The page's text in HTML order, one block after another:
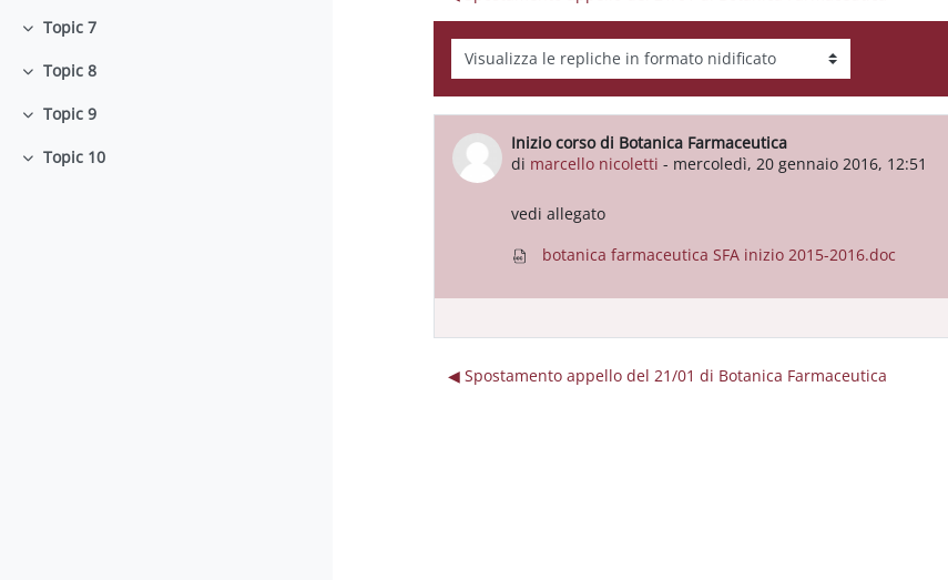
Minimizza
Topic 7
Minimizza
Topic 8
Minimizza
Topic 9
Minimizza
Topic 10
Modalità visualizzazione
Inizio corso di Botanica Farmaceutica
di marcello nicoletti - mercoledì, 20 gennaio 2016, 12:51
Numero di risposte: 0
vedi allegato
botanica farmaceutica SFA inizio 2015-2016.doc
◀︎ Spostamento appello del 21/01 di Botanica Farmaceutica